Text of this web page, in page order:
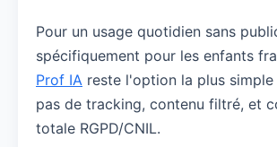
Pour un usage quotidien sans
spécifiquement pour les enfants
Prof IA reste l'option la plus simple
pas de tracking, contenu filtré, et
totale RGPD/CNIL.